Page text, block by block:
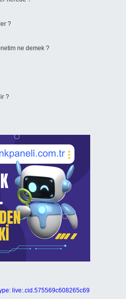
?
ne demek ?
?
live:.cid.575569c608265c69